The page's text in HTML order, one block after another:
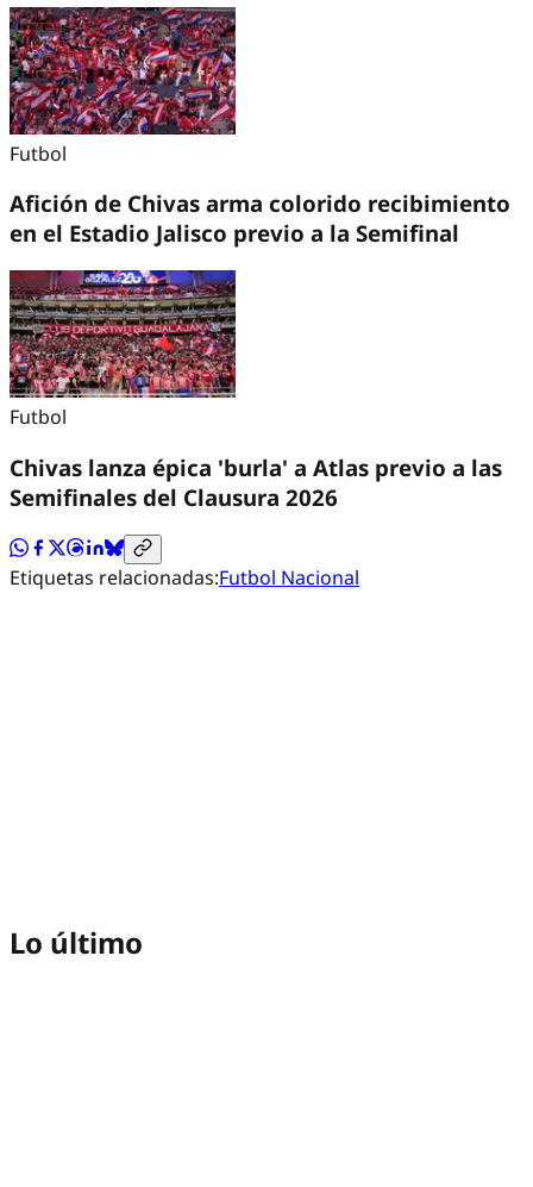
Futbol
Afición de Chivas arma colorido recibimiento
en el Estadio Jalisco previo a la Semifinal
Futbol
Chivas lanza épica 'burla' a Atlas previo a las
Semifinales del Clausura 2026
Etiquetas relacionadas:Futbol Nacional
Lo último